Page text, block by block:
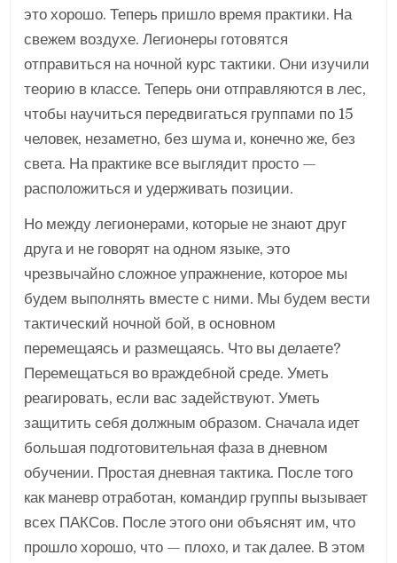
это хорошо. Теперь пришло время практики. На
свежем воздухе. Легионеры готовятся
отправиться на ночной курс тактики. Они изучили
теорию в классе. Теперь они отправляются в лес,
чтобы научиться передвигаться группами по 15
человек, незаметно, без шума и, конечно же, без
света. На практике все выглядит просто —
расположиться и удерживать позиции.
Но между легионерами, которые не знают друг
друга и не говорят на одном языке, это
чрезвычайно сложное упражнение, которое мы
будем выполнять вместе с ними. Мы будем вести
тактический ночной бой, в основном
перемещаясь и размещаясь. Что вы делаете?
Перемещаться во враждебной среде. Уметь
реагировать, если вас задействуют. Уметь
защитить себя должным образом. Сначала идет
большая подготовительная фаза в дневном
обучении. Простая дневная тактика. После того
как маневр отработан, командир группы вызывает
всех ПАКСов. После этого они объяснят им, что
прошло хорошо, что — плохо, и так далее. В этом